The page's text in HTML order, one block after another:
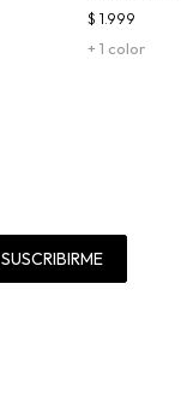
+ 1 color
$ 1.999
SUSCRIBIRME